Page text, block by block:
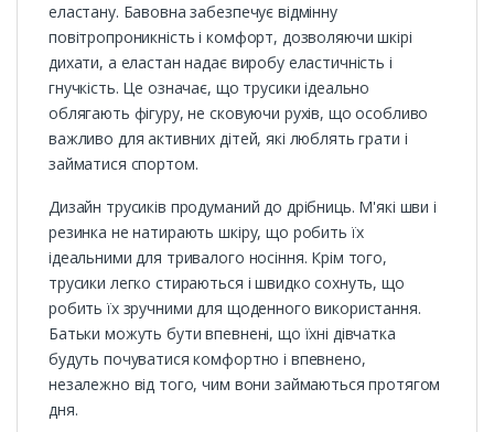
еластану. Бавовна забезпечує відмінну
повітропроникність і комфорт, дозволяючи шкірі
дихати, а еластан надає виробу еластичність і
гнучкість. Це означає, що трусики ідеально
облягають фігуру, не сковуючи рухів, що особливо
важливо для активних дітей, які люблять грати і
займатися спортом.
Дизайн трусиків продуманий до дрібниць. М'які шви і
резинка не натирають шкіру, що робить їх
ідеальними для тривалого носіння. Крім того,
трусики легко стираються і швидко сохнуть, що
робить їх зручними для щоденного використання.
Батьки можуть бути впевнені, що їхні дівчатка
будуть почуватися комфортно і впевнено,
незалежно від того, чим вони займаються протягом
дня.